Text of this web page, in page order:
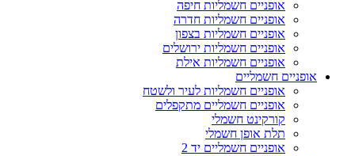
אופניים חשמליות חיפה
אופניים חשמליות חדרה
אופניים חשמליות בצפון
אופניים חשמליות ירושלים
אופניים חשמליות אילת
אופניים חשמליים
אופניים חשמליות לעיר ולשטח
אופניים חשמליים מתקפלים
קורקינט חשמלי
תלת אופן חשמלי
אופניים חשמליים יד 2